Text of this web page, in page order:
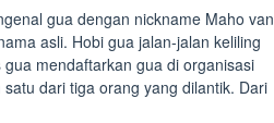
gua dengan nickname Maho van
asli. Hobi gua jalan-jalan keliling
mendaftarkan gua di organisasi
dari tiga orang yang dilantik. Dari